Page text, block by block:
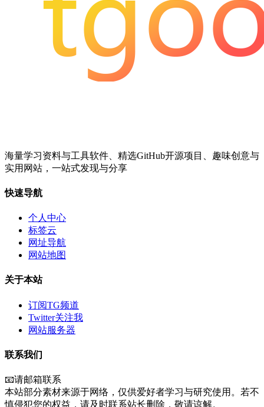
海量学习资料与工具软件、精选GitHub开源项目、趣味创意与
实用网站，一站式发现与分享
快速导航
个人中心
标签云
网址导航
网站地图
关于本站
订阅TG频道
Twitter关注我
网站服务器
联系我们
📧请邮箱联系
本站部分素材来源于网络，仅供爱好者学习与研究使用。若不
慎侵犯您的权益，请及时联系站长删除，敬请谅解。